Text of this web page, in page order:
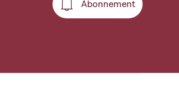
Abonnement
Abonnement